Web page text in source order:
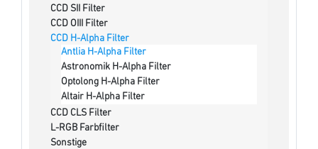
CCD SII Filter
CCD OIII Filter
CCD H-Alpha Filter
Antlia H-Alpha Filter
Astronomik H-Alpha Filter
Optolong H-Alpha Filter
Altair H-Alpha Filter
CCD CLS Filter
L-RGB Farbfilter
Sonstige